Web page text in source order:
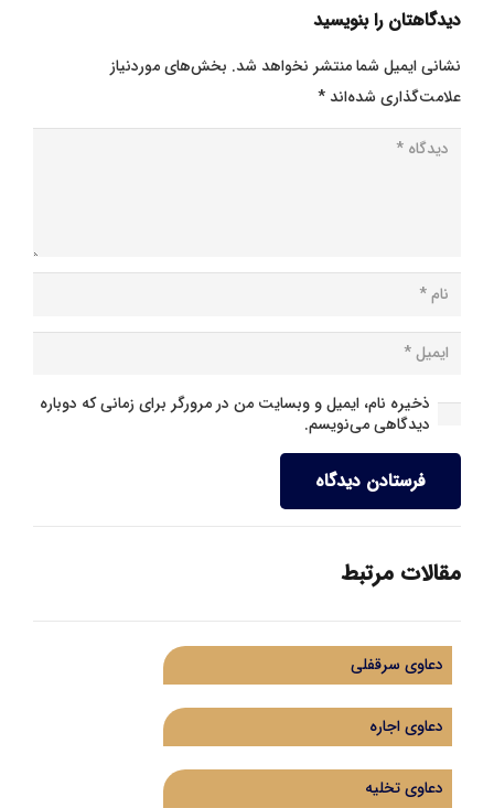
دیدگاهتان را بنویسید
نشانی ایمیل شما منتشر نخواهد شد. بخش‌های موردنیاز
علامت‌گذاری شده‌اند*
ذخیره نام، ایمیل و وبسایت من در مرورگر برای زمانی که دوباره
دیدگاهی می‌نویسم.
فرستادن دیدگاه
مقالات مرتبط
دعاوی سرقفلی
دعاوی اجاره
دعاوی تخلیه